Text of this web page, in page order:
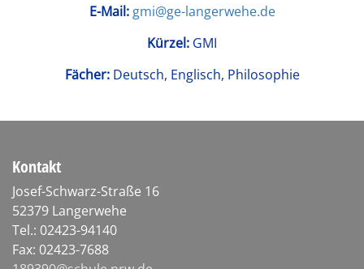
E-Mail: gmi@ge-langerwehe.de
Kürzel: GMI
Fächer:Deutsch, Englisch, Philosophie
Kontakt
Josef-Schwarz-Straße 16
52379 Langerwehe
Tel.: 02423-94140
Fax: 02423-7688